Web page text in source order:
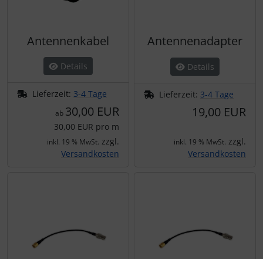
Antennenkabel
Details
Lieferzeit: 3-4 Tage
ab 30,00 EUR
30,00 EUR pro m
inkl. 19 % MwSt. zzgl.
Versandkosten
Antennenadapter
Details
Lieferzeit: 3-4 Tage
19,00 EUR
inkl. 19 % MwSt. zzgl.
Versandkosten